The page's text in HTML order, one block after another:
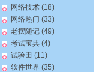
网络技术 (18)
网络热门 (33)
老摆随记 (49)
考试宝典 (4)
试验田 (11)
软件世界 (35)